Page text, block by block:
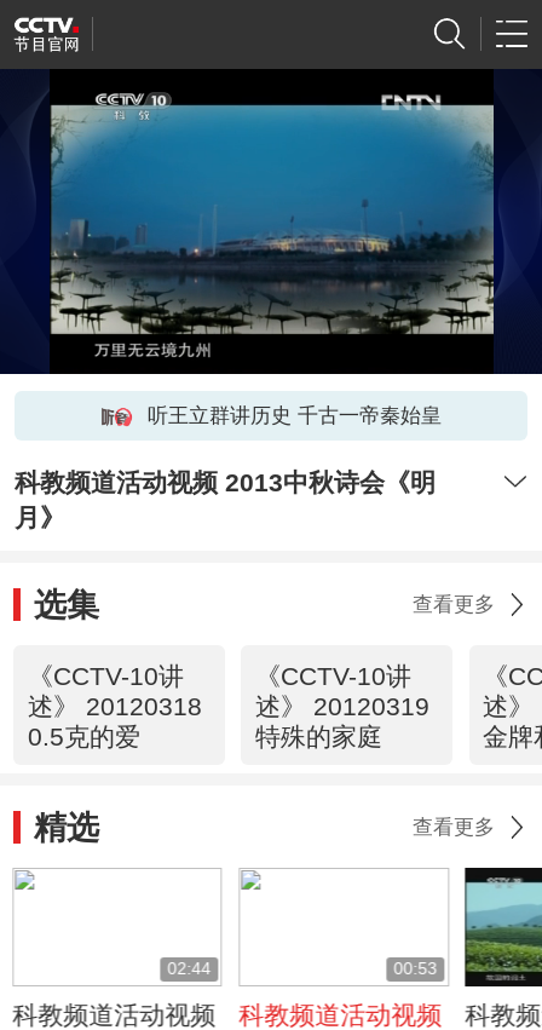
听王立群讲历史 千古一帝秦始皇
科教频道活动视频 2013中秋诗会《明
月》
选集 查看更多
《CCTV-10讲
述》 20120318
0.5克的爱
《CCTV-10讲
述》 20120319
特殊的家庭
《
述》
金牌
精选 查看更多
02:44
科教频道活动视频
00:53
科教频道活动视频
科教